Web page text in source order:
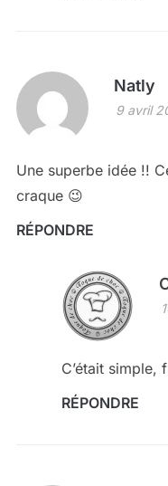
Natly
9 avril
Une superbe idée !!
craque 😉
RÉPONDRE
C’était simple,
RÉPONDRE